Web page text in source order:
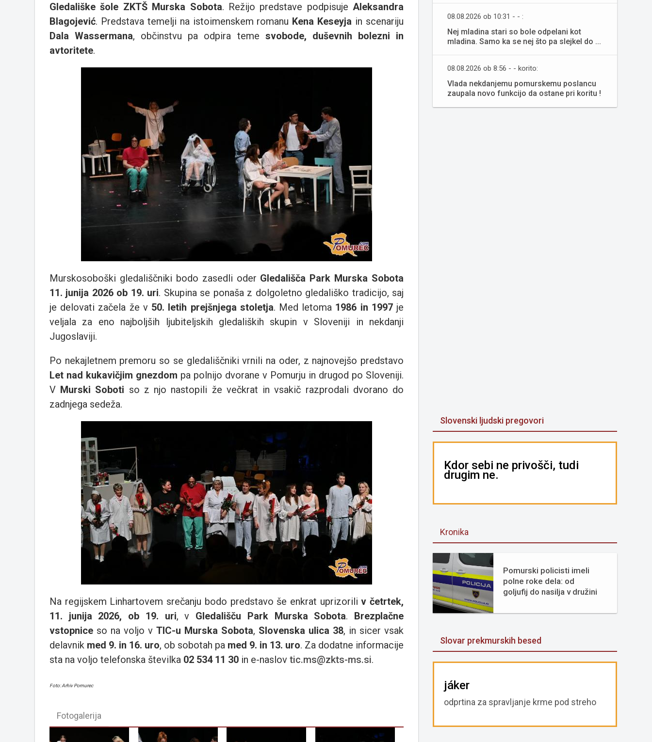
Gledališke šole ZKTŠ Murska Sobota. Režijo predstave podpisuje Aleksandra
Blagojević. Predstava temelji na istoimenskem romanu Kena Keseyja in scenariju
Dala Wassermana, občinstvu pa odpira teme svobode, duševnih bolezni in
avtoritete.
Murskosoboški gledališčniki bodo zasedli oder Gledališča Park Murska Sobota
11. junija 2026 ob 19. uri. Skupina se ponaša z dolgoletno gledališko tradicijo, saj
je delovati začela že v 50. letih prejšnjega stoletja. Med letoma 1986 in 1997je
veljala za eno najboljših ljubiteljskih gledaliških skupin v Sloveniji in nekdanji
Jugoslaviji.
Po nekajletnem premoru so se gledališčniki vrnili na oder, z najnovejšo predstavo
Let nad kukavičjim gnezdom pa polnijo dvorane v Pomurju in drugod po Sloveniji.
V Murski Soboti so z njo nastopili že večkrat in vsakič razprodali dvorano do
zadnjega sedeža.
Na regijskem Linhartovem srečanju bodo predstavo še enkrat uprizoriliv četrtek,
11. junija 2026, ob 19. uri, v Gledališču Park Murska Sobota. Brezplačne
vstopnice so na voljo v TIC-u Murska Sobota, Slovenska ulica 38, in sicer vsak
delavnik med 9. in 16. uro, ob sobotah pa med 9. in 13. uro. Za dodatne informacije
sta na voljo telefonska številka 02 534 11 30 in e-naslov tic.ms@zkts-ms.si.
Foto: Arhiv Pomurec
Fotogalerija
08.08.2026 ob 10:31 - - :
Nej mladina stari so bole odpelani kot
mladina. Samo ka se nej što pa slejkel do ...
08.08.2026 ob 8:56 - - korito:
Vlada nekdanjemu pomurskemu poslancu
zaupala novo funkcijo da ostane pri koritu !
Slovenski ljudski pregovori
Kdor sebi ne privošči, tudi
drugim ne.
Kronika
Pomurski policisti imeli
polne roke dela: od
goljufij do nasilja v družini
Slovar prekmurskih besed
jáker
odprtina za spravljanje krme pod streho